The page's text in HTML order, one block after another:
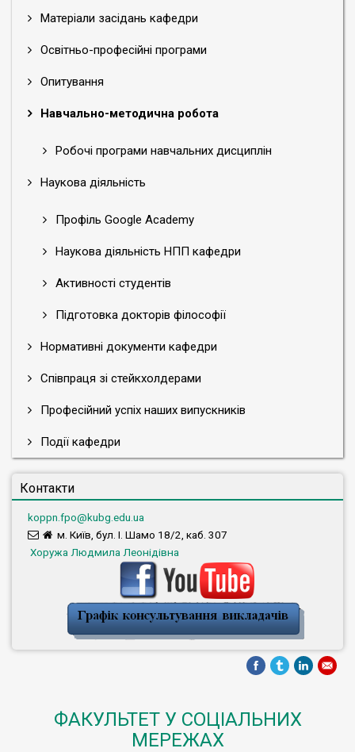
Матеріали засідань кафедри
Освітньо-професійні програми
Опитування
Навчально-методична робота
Робочі програми навчальних дисциплін
Наукова діяльність
Профіль Google Academy
Наукова діяльність НПП кафедри
Активності студентів
Підготовка докторів філософії
Нормативні документи кафедри
Співпраця зі стейкхолдерами
Професійний успіх наших випускників
Події кафедри
Контакти
koppn.fpo@kubg.edu.ua
м. Київ, бул. І. Шамо 18/2, каб. 307
Хоружа Людмила Леонідівна
ФАКУЛЬТЕТ У СОЦІАЛЬНИХ
МЕРЕЖАХ